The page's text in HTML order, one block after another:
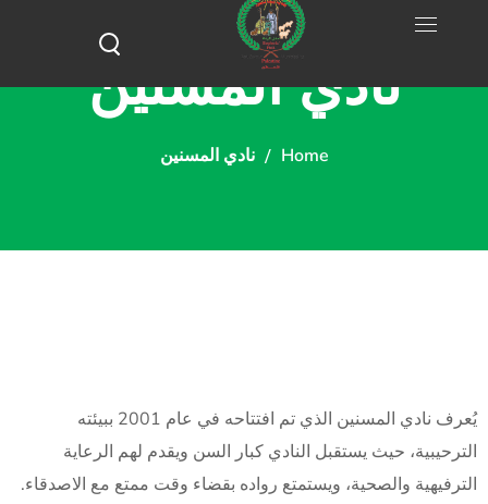
نادي المسنين
Home نادي المسنين
يُعرف نادي المسنين الذي تم افتتاحه في عام 2001 ببيئته
الترحيبية، حيث يستقبل النادي كبار السن ويقدم لهم الرعاية
الترفيهية والصحية، ويستمتع رواده بقضاء وقت ممتع مع الاصدقاء.